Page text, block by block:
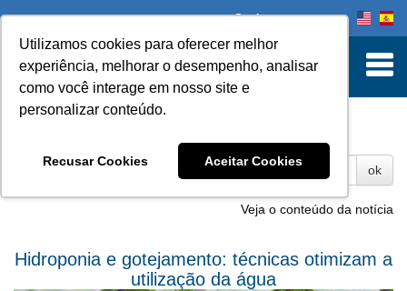
Utilizamos cookies para oferecer melhor
experiência, melhorar o desempenho, analisar
como você interage em nosso site e
personalizar conteúdo.
Recusar Cookies Aceitar Cookies
Onde comprar
ok
Hidroponia e gotejamento: técnicas otimizam a
utilização da água
Veja o conteúdo da notícia